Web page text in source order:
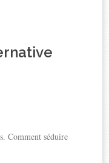
Comment séduire